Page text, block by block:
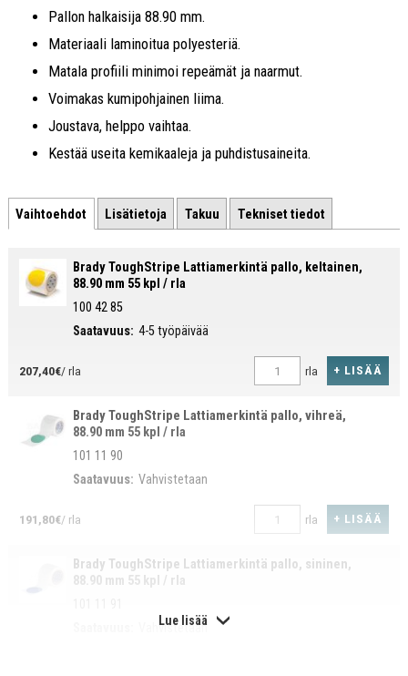
Pallon halkaisija 88.90 mm.
Materiaali laminoitua polyesteriä.
Matala profiili minimoi repeämät ja naarmut.
Voimakas kumipohjainen liima.
Joustava, helppo vaihtaa.
Kestää useita kemikaaleja ja puhdistusaineita.
Vaihtoehdot Lisätietoja Takuu Tekniset tiedot
Brady ToughStripe Lattiamerkintä pallo, keltainen,
88.90 mm 55 kpl / rla
100 42 85
Saatavuus: 4-5 työpäivää
207,40€/ rla rla + LISÄÄ
Brady ToughStripe Lattiamerkintä pallo, vihreä,
88.90 mm 55 kpl / rla
101 11 90
Saatavuus: Vahvistetaan
191,80€/ rla rla + LISÄÄ
Brady ToughStripe Lattiamerkintä pallo, sininen,
88.90 mm 55 kpl / rla
Vahvistetaan
Lue lisää